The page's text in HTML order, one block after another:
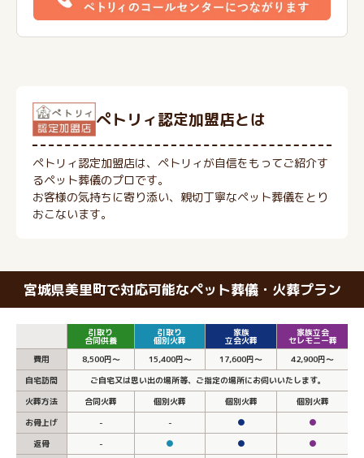
ぺトリィ認定加盟店とは
ペトリィ認定加盟店は、ペトリィが自信をもってご紹介す
るペット葬儀のプロです。
お客様の気持ちに寄り添い、親切丁寧なペット葬儀をとり
おこないます。
宮城県美里町で対応可能なペット葬儀・火葬プラン
引取り
合同供養
引取り
個別火葬
家族
立会火葬
家族立会
セレモニー葬
費用
8,500円～ 15,400円～ 17,600円～
42,900円～
自宅訪問
ご自宅又は思い出の場所等、ご指定の場所にお伺いいたします。
火葬方法
合同火葬 個別火葬 個別火葬
個別火葬
お骨上げ
- - ●
●
返骨
- ● ●
●